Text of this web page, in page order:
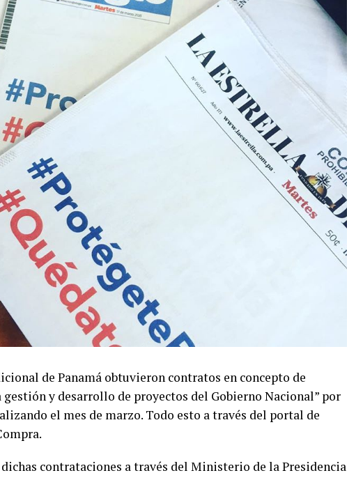
de Panamá obtuvieron contratos en concepto de
y desarrollo de proyectos del Gobierno Nacional” por
el mes de marzo. Todo esto a través del portal de
contrataciones a través del Ministerio de la Presidencia